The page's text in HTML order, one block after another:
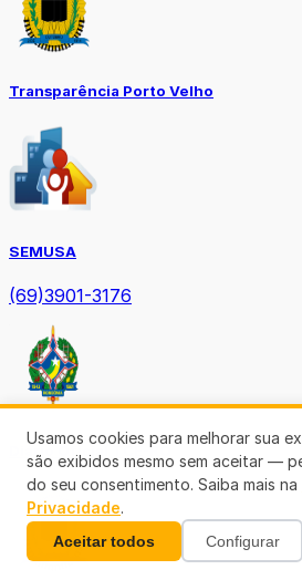
Transparência Porto Velho
SEMUSA
(69)3901-3176
Diário Oficial TCE-RO
Usamos cookies para melhorar sua
são exibidos mesmo sem aceitar —
do seu consentimento. Saiba mais na
Privacidade.
Aceitar todos Configurar